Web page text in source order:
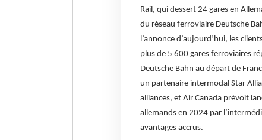
Rail, qui dessert 24 gares en
du réseau ferroviaire Deutsche
l’annonce d’aujourd’hui, les
plus de 5 600 gares ferroviaires
Deutsche Bahn au départ de
un partenaire intermodal Star
alliances, et Air Canada prévoit
allemands en 2024 par
avantages accrus.